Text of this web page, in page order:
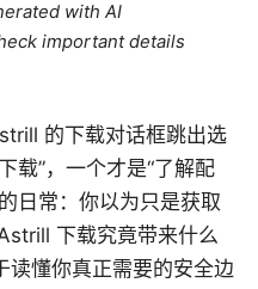
with AI
important details
的下载对话框跳出选
载”，一个才是“了解配
日常：你以为只是获取
下载究竟带来什么
读懂你真正需要的安全边